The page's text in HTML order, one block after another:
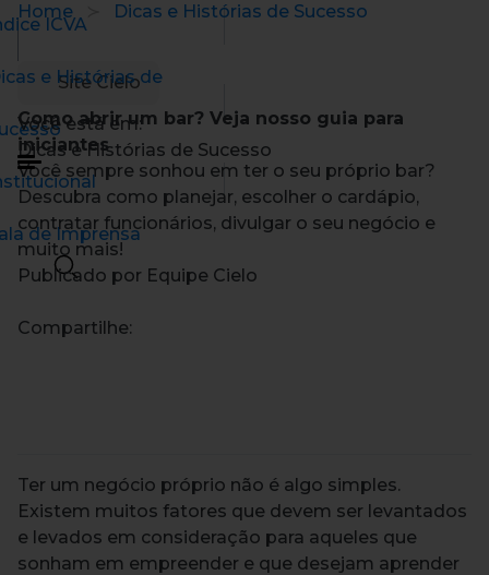
Site Cielo
ICVA
e Histórias de
de Imprensa
Home Dicas e Histórias de Sucesso
Você está em:
Dicas e Histórias de Sucesso
Como abrir um bar? Veja nosso guia para
iniciantes
Você sempre sonhou em ter o seu próprio bar?
Descubra como planejar, escolher o cardápio,
contratar funcionários, divulgar o seu negócio e
muito mais!
Publicado por Equipe Cielo
Compartilhe:
Ter um negócio próprio não é algo simples.
Existem muitos fatores que devem ser levantados
e levados em consideração para aqueles que
sonham em empreender e que desejam aprender